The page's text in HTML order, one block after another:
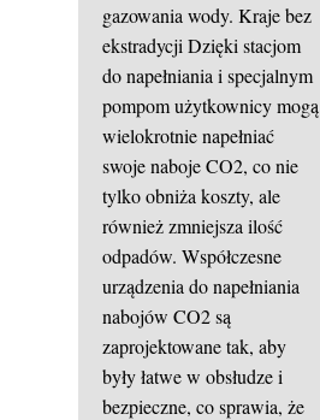
gazowania wody. Kraje bez
ekstradycji Dzięki stacjom
do napełniania i specjalnym
pompom użytkownicy mogą
wielokrotnie napełniać
swoje naboje CO2, co nie
tylko obniża koszty, ale
również zmniejsza ilość
odpadów. Współczesne
urządzenia do napełniania
nabojów CO2 są
zaprojektowane tak, aby
były łatwe w obsłudze i
bezpieczne, co sprawia, że